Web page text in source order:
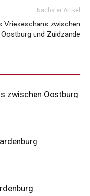
Nächster Artikel
Vrieseschans zwischen
Oostburg und Zuidzande
zwischen Oostburg